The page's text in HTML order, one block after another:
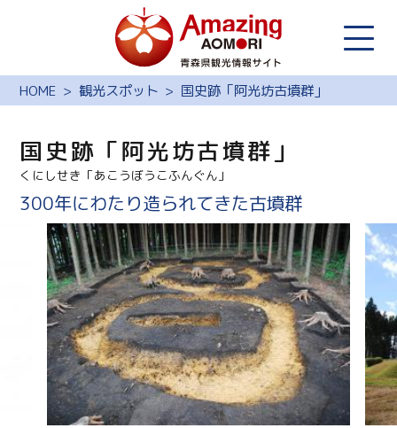
HOME 観光スポット 国史跡「阿光坊古墳群」
国史跡「阿光坊古墳群」
くにしせき「あこうぼうこふんぐん」
300年にわたり造られてきた古墳群